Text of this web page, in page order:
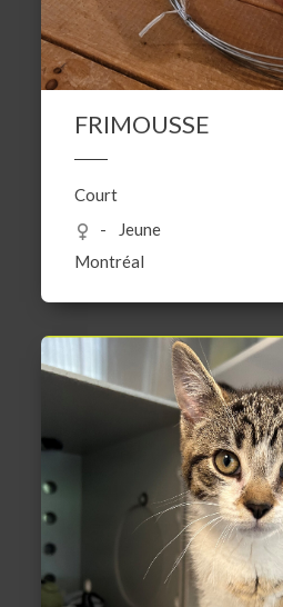
FRIMOUSSE
Court
Jeune
Montréal